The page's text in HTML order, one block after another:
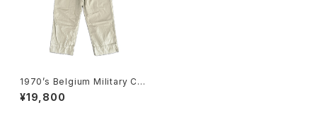
1970’s Belgium Military Chi
no trousers
¥19,800